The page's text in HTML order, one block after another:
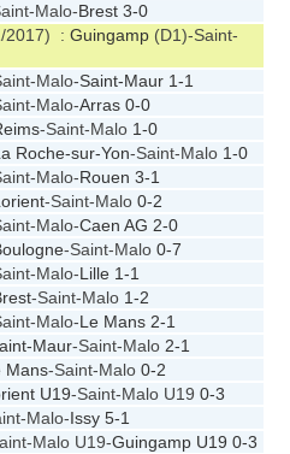
Malo-Brest 3-0
2017) : Guingamp (D1)-Saint-
Malo-Saint-Maur 1-1
Malo-Arras 0-0
-Saint-Malo 1-0
Roche-sur-Yon-Saint-Malo 1-0
Malo-Rouen 3-1
-Saint-Malo 0-2
Malo-Caen AG 2-0
-Saint-Malo 0-7
Malo-Lille 1-1
-Saint-Malo 1-2
Malo-Le Mans 2-1
Maur-Saint-Malo 2-1
Mans-Saint-Malo 0-2
U19-Saint-Malo U19 0-3
Malo-Issy 5-1
Malo U19-Guingamp U19 0-3